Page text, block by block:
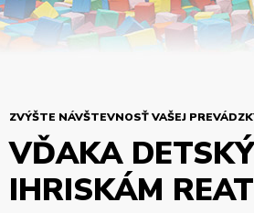
ZVÝŠTE NÁVŠTEVNOSŤ VAŠEJ
VĎAKA
IHRISKÁM